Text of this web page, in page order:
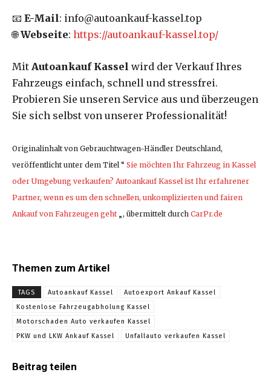
📧 E-Mail: info@autoankauf-kassel.top
🌐Webseite: https://autoankauf-kassel.top/
Mit Autoankauf Kassel wird der Verkauf Ihres
Fahrzeugs einfach, schnell und stressfrei.
Probieren Sie unseren Service aus und überzeugen
Sie sich selbst von unserer Professionalität!
Originalinhalt von Gebrauchtwagen-Händler Deutschland,
veröffentlicht unter dem Titel “ Sie möchten Ihr Fahrzeug in Kassel
oder Umgebung verkaufen? Autoankauf Kassel ist Ihr erfahrener
Partner, wenn es um den schnellen, unkomplizierten und fairen
Ankauf von Fahrzeugen geht „, übermittelt durch CarPr.de
Themen zum Artikel
TAGS Autoankauf Kassel
Autoexport Ankauf Kassel
Kostenlose Fahrzeugabholung Kassel
Motorschaden Auto verkaufen Kassel
PKW und LKW Ankauf Kassel
Unfallauto verkaufen Kassel
Beitrag teilen